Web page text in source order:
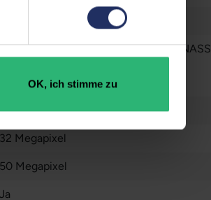
OK, ich stimme zu
Beidou, LTE, Bluetooth, Galileo, GLONASS
Mehr anzeigen
5G
32 Megapixel
50 Megapixel
Ja